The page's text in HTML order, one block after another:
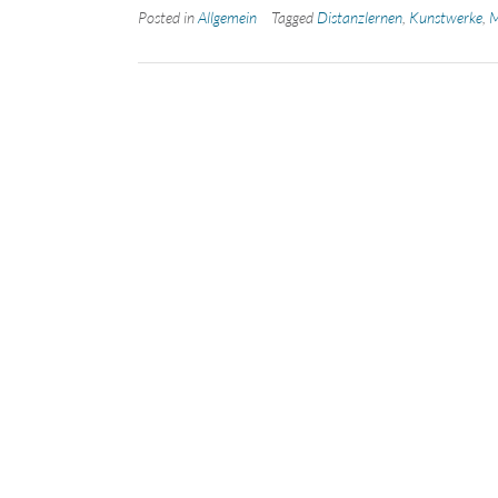
Posted inAllgemein Tagged Distanzlernen Kunstwerke